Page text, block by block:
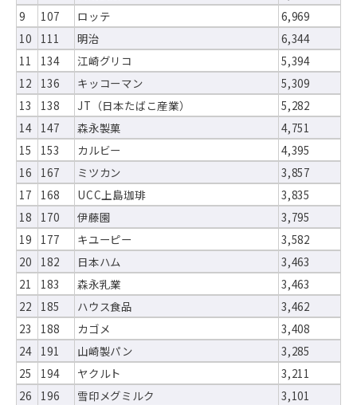
9
107 ロッテ
6,969
10
111 明治
6,344
11
134 江崎グリコ
5,394
12
136 キッコーマン
5,309
13
138 JT（日本たばこ産業）
5,282
14
147 森永製菓
4,751
15
153 カルビー
4,395
16
167 ミツカン
3,857
17
168 UCC上島珈琲
3,835
18
170 伊藤園
3,795
19
177 キユーピー
3,582
20
182 日本ハム
3,463
21
183 森永乳業
3,463
22
185 ハウス食品
3,462
23
188 カゴメ
3,408
24
191 山崎製パン
3,285
25
194 ヤクルト
3,211
26
196 雪印メグミルク
3,101